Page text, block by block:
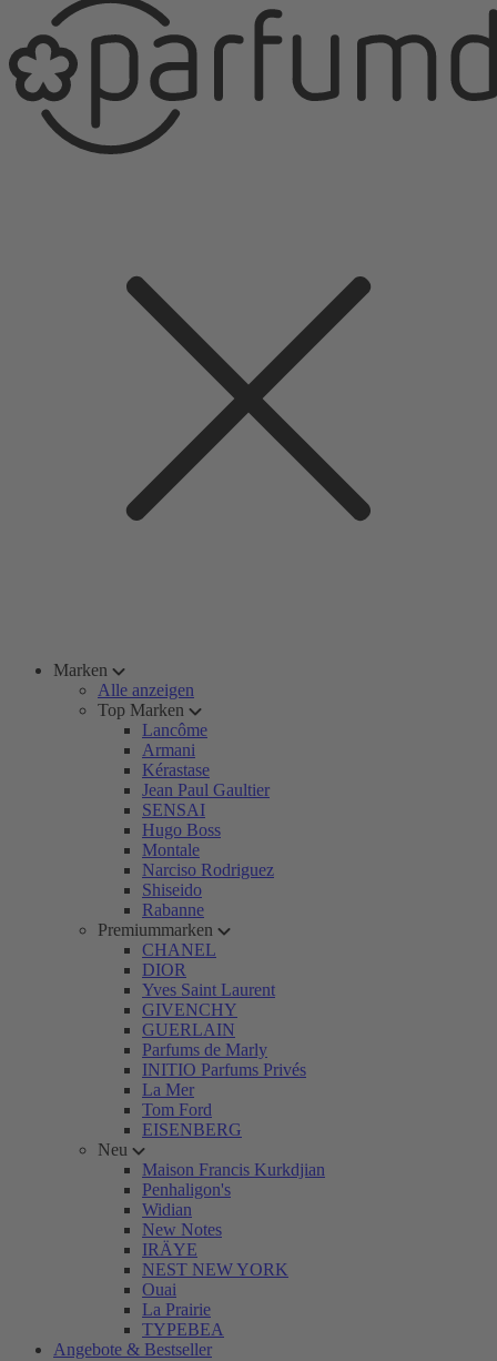
Marken
Alle anzeigen
Top Marken
Lancôme
Armani
Kérastase
Jean Paul Gaultier
SENSAI
Hugo Boss
Montale
Narciso Rodriguez
Shiseido
Rabanne
Premiummarken
CHANEL
DIOR
Yves Saint Laurent
GIVENCHY
GUERLAIN
Parfums de Marly
INITIO Parfums Privés
La Mer
Tom Ford
EISENBERG
Neu
Maison Francis Kurkdjian
Penhaligon's
Widian
New Notes
IRÄYE
NEST NEW YORK
Ouai
La Prairie
TYPEBEA
Angebote & Bestseller